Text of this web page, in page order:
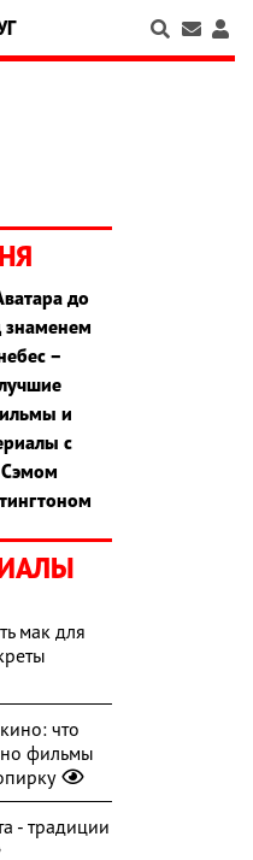
до
знаменем
–
и
с
Сэмом
мак для
что
фильмы
- традиции